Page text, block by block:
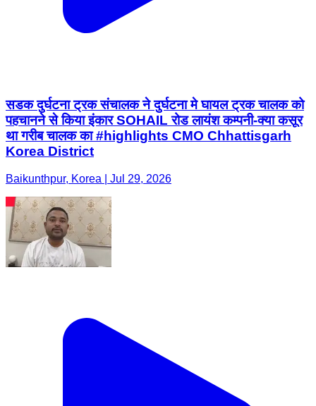
सडक दुर्घटना ट्रक संचालक ने दुर्घटना मे घायल ट्रक चालक को
पहचानने से किया इंकार SOHAIL रोड लायंश कम्पनी-क्या कसूर
था गरीब चालक का #highlights CMO Chhattisgarh
Korea District
Baikunthpur, Korea | Jul 29, 2026